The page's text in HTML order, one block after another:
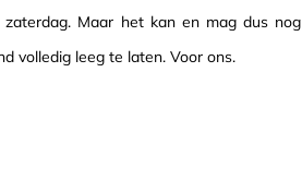
Maar het kan en mag dus nog
volledig leeg te laten. Voor ons.